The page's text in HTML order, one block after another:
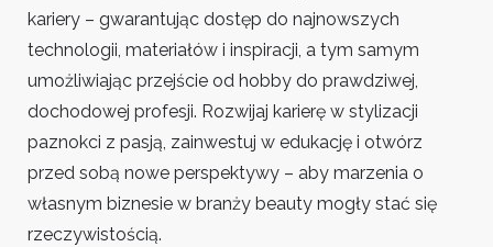
kariery – gwarantując dostęp do najnowszych
technologii, materiałów i inspiracji, a tym samym
umożliwiając przejście od hobby do prawdziwej,
dochodowej profesji. Rozwijaj karierę w stylizacji
paznokci z pasją, zainwestuj w edukację i otwórz
przed sobą nowe perspektywy – aby marzenia o
własnym biznesie w branży beauty mogły stać się
rzeczywistością.